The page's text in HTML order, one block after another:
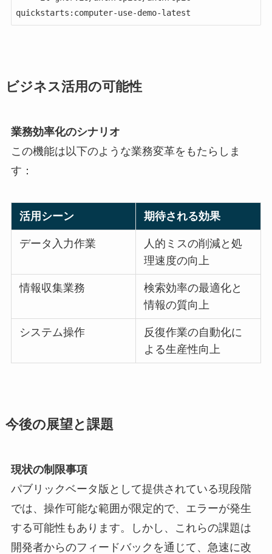
quickstarts:computer-use-demo-latest
ビジネス活用の可能性
業務効率化のシナリオ
この機能は以下のような業務変革をもたらしま
す：
活用シーン 期待される効果
データ入力作業
人的ミスの削減と処
理速度の向上
情報収集業務
検索効率の最適化と
情報の質向上
システム操作
反復作業の自動化に
よる生産性向上
今後の展望と課題
現状の制限事項
パブリックベータ版として提供されている現段階
では、操作可能な範囲が限定的で、エラーが発生
する可能性もあります。しかし、これらの課題は
開発者からのフィードバックを通じて、急速に改